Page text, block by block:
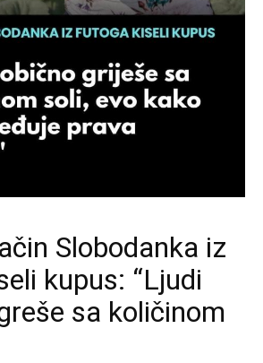
Slobodanka iz
kupus: “Ljudi
sa količinom